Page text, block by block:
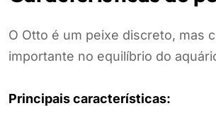
O Otto é um peixe discreto, mas
importante no equilíbrio do
Principais características: